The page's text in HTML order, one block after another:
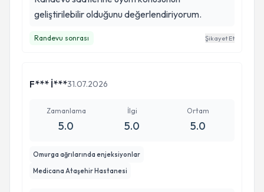
geliştirilebilir olduğunu değerlendiriyorum.
Randevu sonrası Şikayet Et
F*** İ***31.07.2026
Zamanlama
5.0
İlgi
5.0
Ortam
5.0
Omurga ağrılarında enjeksiyonlar
Medicana Ataşehir Hastanesi